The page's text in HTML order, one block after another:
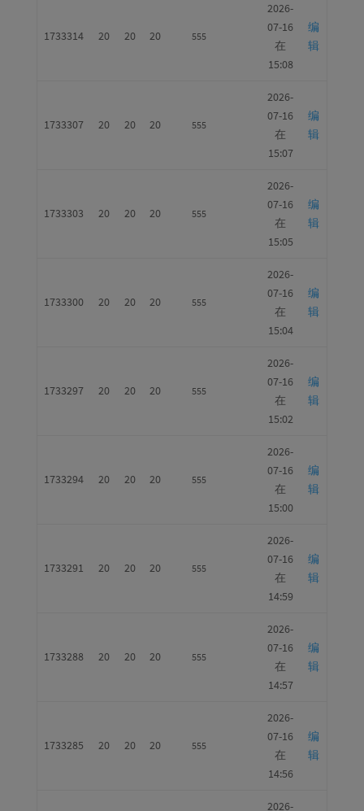
1733314 20 20 20 555
2026-
07-16
在
15:08
编
辑
1733307 20 20 20 555
2026-
07-16
在
15:07
编
辑
1733303 20 20 20 555
2026-
07-16
在
15:05
编
辑
1733300 20 20 20 555
2026-
07-16
在
15:04
编
辑
1733297 20 20 20 555
2026-
07-16
在
15:02
编
辑
1733294 20 20 20 555
2026-
07-16
在
15:00
编
辑
1733291 20 20 20 555
2026-
07-16
在
14:59
编
辑
1733288 20 20 20 555
2026-
07-16
在
14:57
编
辑
1733285 20 20 20 555
2026-
07-16
在
14:56
编
辑
2026-